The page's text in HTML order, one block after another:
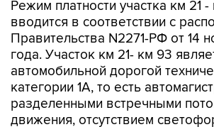
Правительства N2271-РФ от 14
года. Участок км 21- км 93
автомобильной дорогой
категории 1А, то есть
разделенными встречными
движения, отсутствием
пересечений в одном уровне.
оборудована интеллектуальной